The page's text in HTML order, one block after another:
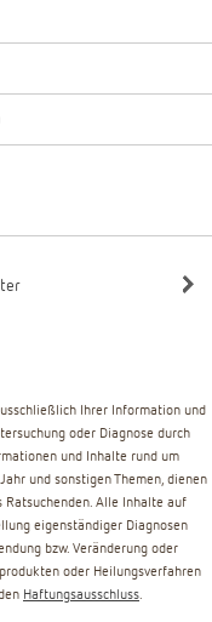
Ihrer Information und
oder Diagnose durch
und Inhalte rund um
und sonstigen Themen, dienen
Alle Inhalte auf
eigenständiger Diagnosen
bzw. Veränderung oder
oder Heilungsverfahren
Haftungsausschluss.